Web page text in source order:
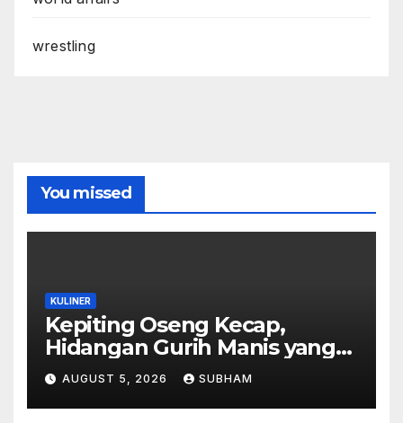
wrestling
You missed
KULINER
Kepiting Oseng Kecap,
Hidangan Gurih Manis yang
Selalu Menggugah Selera di
Setiap Suapan
AUGUST 5, 2026 SUBHAM